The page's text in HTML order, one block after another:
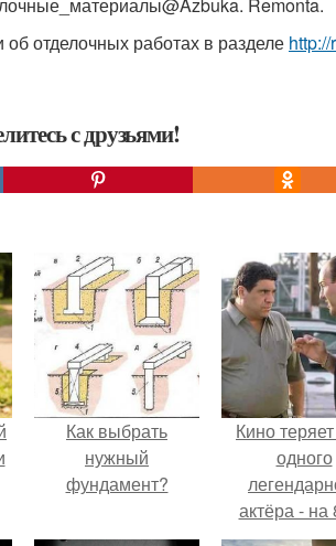
отделочных работах в разделе
с друзьями!
Как выбрать
нужный
фундамент?
Кино
одного
актёра - на
году жизни